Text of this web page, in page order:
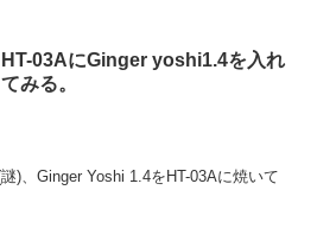
HT-03AにGinger yoshi1.4を入れ
てみる。
)、Ginger Yoshi 1.4をHT-03Aに焼いて